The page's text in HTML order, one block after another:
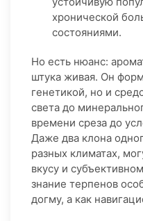
хронической
состояниями.
Но есть нюанс:
штука живая. Он
генетикой, но и
света до
времени среза до
Даже два клона
разных климатах,
вкусу и
знание терпенов
догму, а как